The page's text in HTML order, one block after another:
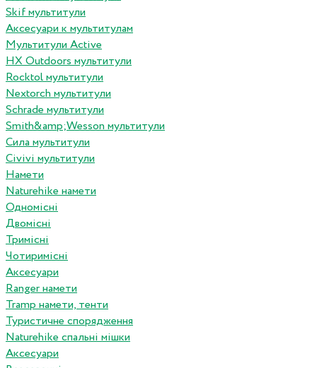
Skif мультитули
Аксесуари к мультитулам
Мультитули Active
HX Outdoors мультитули
Rocktol мультитули
Nextorch мультитули
Schrade мультитули
Smith&amp;Wesson мультитули
Сила мультитули
Civivi мультитули
Намети
Naturehike намети
Одномісні
Двомісні
Тримісні
Чотиримісні
Аксесуари
Ranger намети
Tramp намети, тенти
Туристичне спорядження
Naturehike спальні мішки
Аксесуари